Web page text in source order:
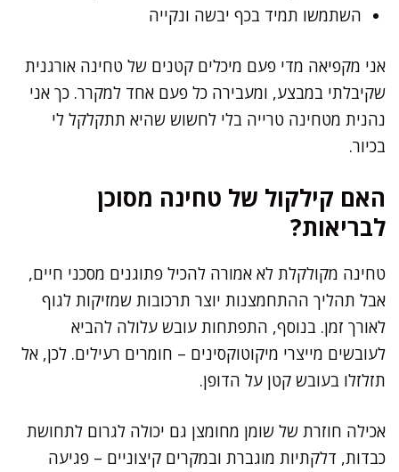
השתמשו תמיד בכף יבשה ונקייה
אני מקפיאה מדי פעם מיכלים קטנים של טחינה אורגנית
שקיבלתי במבצע, ומעבירה כל פעם אחד למקרר. כך אני
נהנית מטחינה טרייה בלי לחשוש שהיא תתקלקל לי
בכיור.
האם קילקול של טחינה מסוכן
לבריאות?
טחינה מקולקלת לא אמורה להכיל פתוגנים מסכני חיים,
אבל תהליך ההתחמצנות יוצר תרכובות שמזיקות לגוף
לאורך זמן. בנוסף, התפתחות עובש עלולה להביא
לעובשים מייצרי מיקוטוקסינים – חומרים רעילים. לכן, אל
תזלזלו בעובש קטן על הדופן.
אכילה חוזרת של שומן מחומצן גם יכולה לגרום לתחושת
כבדות, דלקתיות מוגברת ובמקרים קיצוניים – פגיעה